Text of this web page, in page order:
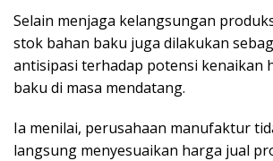
Selain menjaga kelangsungan
stok bahan baku juga dilakukan
antisipasi terhadap potensi kenaikan
baku di masa mendatang.
Ia menilai, perusahaan manufaktur
langsung menyesuaikan harga jual